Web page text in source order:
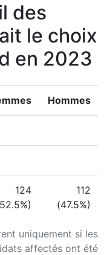
des
le choix
en 2023
uniquement si les
affectés ont été
Hommes
124
112
(47.5%)